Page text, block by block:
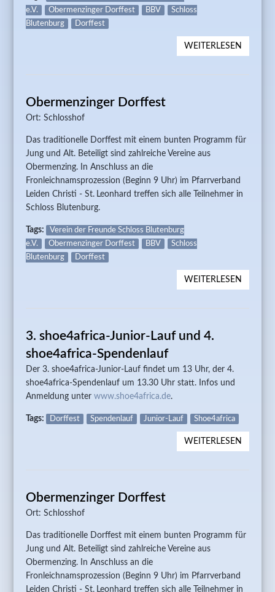
e.V.
Obermenzinger Dorffest BBV
Schloss
Blutenburg
Dorffest
WEITERLESEN
Obermenzinger Dorffest
Ort: Schlosshof
Das traditionelle Dorffest mit einem bunten Programm für
Jung und Alt. Beteiligt sind zahlreiche Vereine aus
Obermenzing. In Anschluss an die
Fronleichnamsprozession (Beginn 9 Uhr) im Pfarrverband
Leiden Christi - St. Leonhard treffen sich alle Teilnehmer in
Schloss Blutenburg.
Tags:
Verein der Freunde Schloss Blutenburg
e.V.
Obermenzinger Dorffest BBV
Schloss
Blutenburg
Dorffest
WEITERLESEN
3. shoe4africa-Junior-Lauf und 4.
shoe4africa-Spendenlauf
Der 3. shoe4africa-Junior-Lauf findet um 13 Uhr, der 4.
shoe4africa-Spendenlauf um 13.30 Uhr statt. Infos und
Anmeldung unterwww.shoe4africa.de.
Tags: Dorffest Spendenlauf Junior-Lauf Shoe4africa
WEITERLESEN
Obermenzinger Dorffest
Ort: Schlosshof
Das traditionelle Dorffest mit einem bunten Programm für
Jung und Alt. Beteiligt sind zahlreiche Vereine aus
Obermenzing. In Anschluss an die
Fronleichnamsprozession (Beginn 9 Uhr) im Pfarrverband
Leiden Christi - St. Leonhard treffen sich alle Teilnehmer in